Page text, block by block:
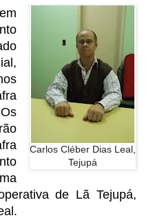
Carlos Cléber Dias Leal,
Tejupá
de Lã Tejupá,